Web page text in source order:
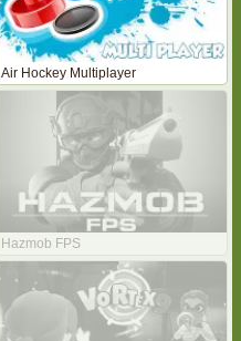
Air Hockey Multiplayer
Hazmob FPS